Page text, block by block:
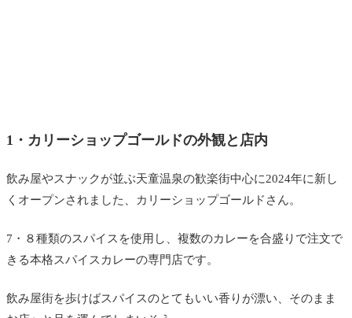
1・カリーショップゴールドの外観と店内
飲み屋やスナックが並ぶ天童温泉の歓楽街中心に2024年に新し
くオープンされました、カリーショップゴールドさん。
7・８種類のスパイスを使用し、複数のカレーを合盛りで注文で
きる本格スパイスカレーの専門店です。
飲み屋街を歩けばスパイスのとてもいい香りが漂い、そのまま